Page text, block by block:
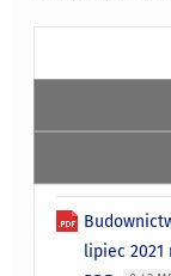
lipiec